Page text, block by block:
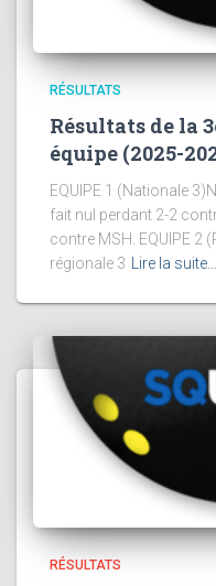
RÉSULTATS
Résultats de la
équipe (2025-
EQUIPE 1 (Nationale
fait nul perdant 2-2
contre MSH. EQUIPE 2
régionale 3
Lire la suite…
RÉSULTATS